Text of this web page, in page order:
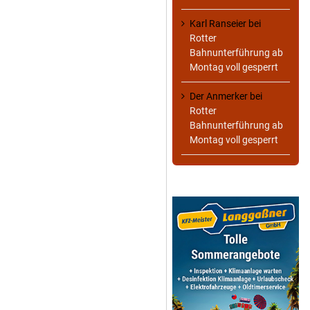
Karl Ranseier bei
Rotter
Bahnunterführung ab
Montag voll gesperrt
Der Anmerker bei
Rotter
Bahnunterführung ab
Montag voll gesperrt